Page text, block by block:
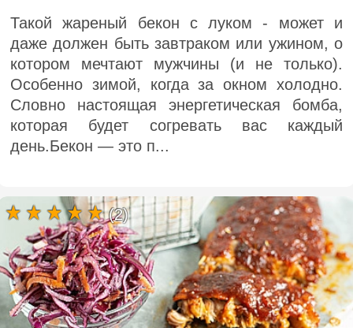
Такой жареный бекон с луком - может и
даже должен быть завтраком или ужином, о
котором мечтают мужчины (и не только).
Особенно зимой, когда за окном холодно.
Словно настоящая энергетическая бомба,
которая будет согревать вас каждый
день.Бекон — это п...
(2)